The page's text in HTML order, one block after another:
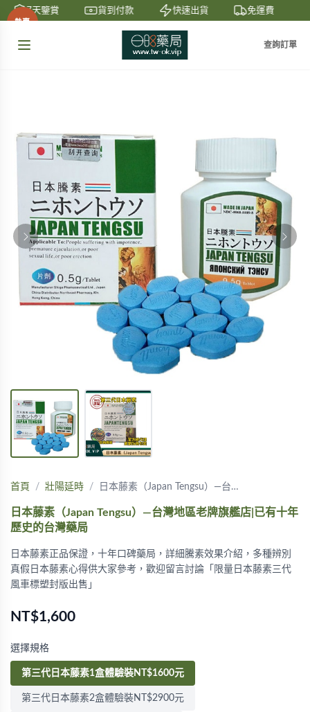
7天鑒賞 貨到付款 快速出貨 免運費
查詢訂單
熱賣
首頁 壯陽延時 日本藤素（Japan Tengsu）—台…
日本藤素（Japan Tengsu）—台灣地區老牌旗艦店|已有十年
歷史的台灣藥局
日本藤素正品保證，十年口碑藥局，詳細騰素效果介紹，多種辨別
真假日本藤素心得供大家參考，歡迎留言討論「限量日本藤素三代
風車標塑封版出售」
NT$1,600
選擇規格
第三代日本藤素1盒體驗裝NT$1600元
第三代日本藤素2盒體驗裝NT$2900元